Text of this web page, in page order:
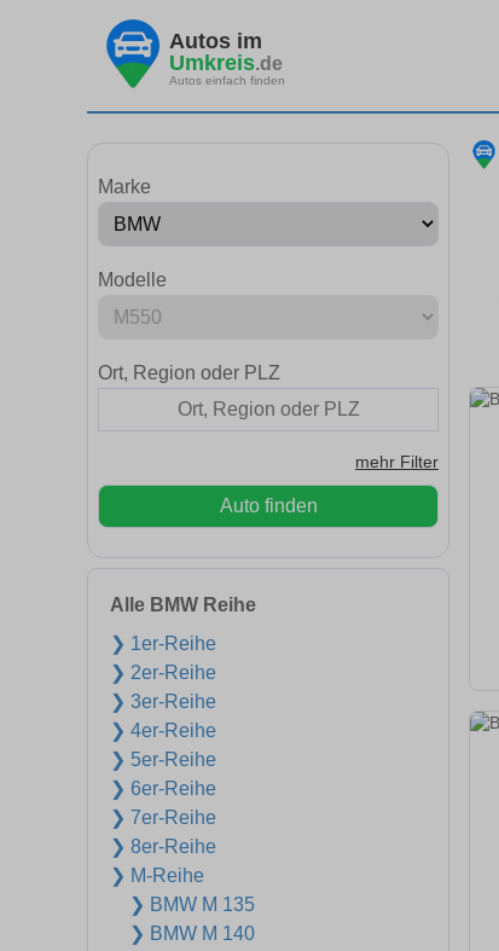
Autos im
Umkreis.de
Autos einfach finden
Marke
Modelle
Ort, Region oder PLZ
mehr Filter
Auto finden
Alle BMW Reihe
❯ 1er-Reihe
❯ 2er-Reihe
❯ 3er-Reihe
❯ 4er-Reihe
❯ 5er-Reihe
❯ 6er-Reihe
❯ 7er-Reihe
❯ 8er-Reihe
❯ M-Reihe
❯ BMW M 135
❯ BMW M 140